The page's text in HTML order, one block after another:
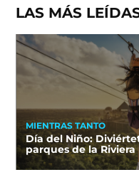
LAS MÁS
MIENTRAS TANTO
Día del Niño:
parques de la Riviera